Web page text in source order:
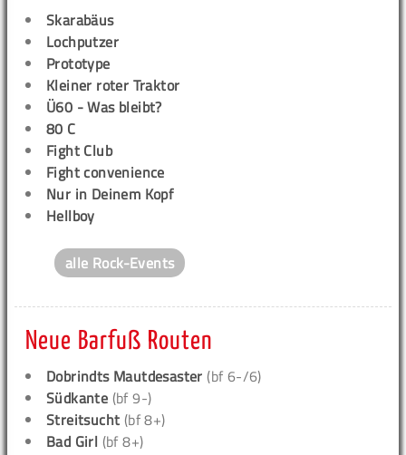
Skarabäus
Lochputzer
Prototype
Kleiner roter Traktor
Ü60 - Was bleibt?
80 C
Fight Club
Fight convenience
Nur in Deinem Kopf
Hellboy
alle Rock-Events
Neue Barfuß Routen
Dobrindts Mautdesaster (bf 6-/6)
Südkante (bf 9-)
Streitsucht (bf 8+)
Bad Girl (bf 8+)